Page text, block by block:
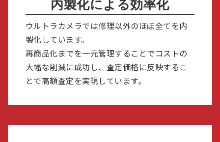
内製化による効率化
ウルトラカメラでは修理以外のほぼ全てを内
製化しています。
再商品化までを一元管理することでコストの
大幅な削減に成功し、査定価格に反映するこ
とで高額査定を実現しています。